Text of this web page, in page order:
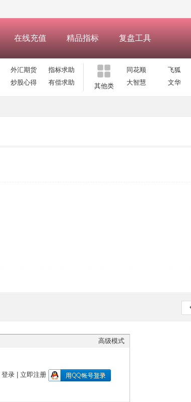
在线充值 精品指标 复盘工具
外汇期货
指标求助
炒股心得 有偿求助 其他类
同花顺 飞狐
大智慧
文华
高级模式
登录| 立即注册